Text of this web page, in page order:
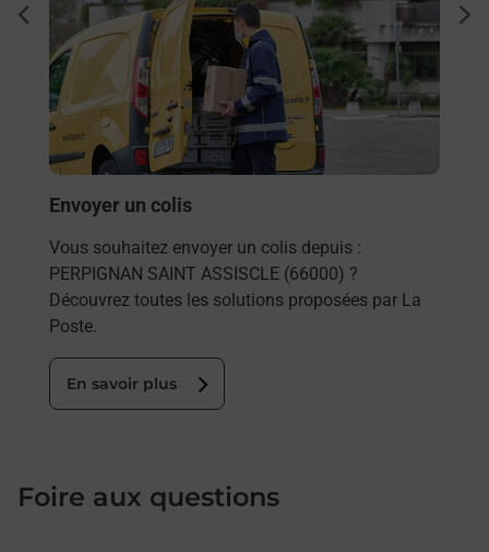
Envoyer un colis
Vous souhaitez envoyer un colis depuis :
PERPIGNAN SAINT ASSISCLE (66000) ?
Découvrez toutes les solutions proposées par La
Poste.
En savoir plus
Foire aux questions